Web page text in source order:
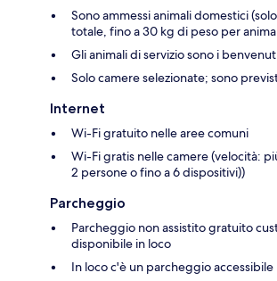
Sono ammessi animali domestici
totale, fino a 30 kg di peso per
Gli animali di servizio sono i
Solo camere selezionate; sono
Internet
Wi-Fi gratuito nelle aree comuni
Wi-Fi gratis nelle camere (velocità:
2 persone o fino a 6 dispositivi))
Parcheggio
Parcheggio non assistito gratuito
disponibile in loco
In loco c'è un parcheggio accessibile